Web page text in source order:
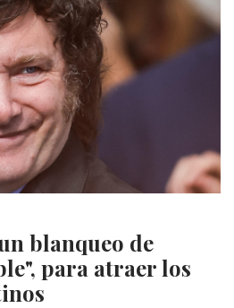
blanqueo de
para atraer los